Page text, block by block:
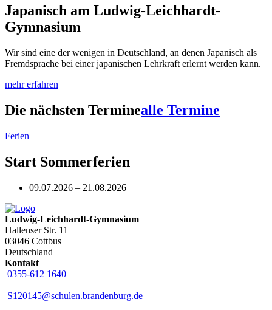
Japanisch am Ludwig-Leichhardt-
Gymnasium
Wir sind eine der wenigen in Deutschland, an denen Japanisch als
Fremdsprache bei einer japanischen Lehrkraft erlernt werden kann.
mehr erfahren
Die nächsten Terminealle Termine
Ferien
Start Sommerferien
09.07.2026 – 21.08.2026
Ludwig-Leichhardt-Gymnasium
Hallenser Str. 11
03046 Cottbus
Deutschland
Kontakt
0355-612 1640
S120145@schulen.brandenburg.de